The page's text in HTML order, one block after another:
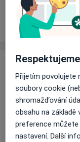
Ceník
Ceník
Informace o
Tento specialista
Přijetím povolujete
soubory cookie
shromažďování
obsahu na základě
preference
nastavení. Další